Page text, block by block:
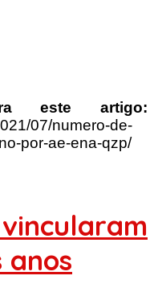
este artigo:
07/numero-de-
por-ae-ena-qzp/
anos